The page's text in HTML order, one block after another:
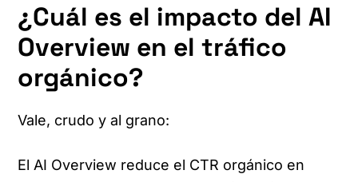
¿Cuál es el impacto del AI
Overview en el tráfico
orgánico?
Vale, crudo y al grano:
El AI Overview reduce el CTR orgánico en